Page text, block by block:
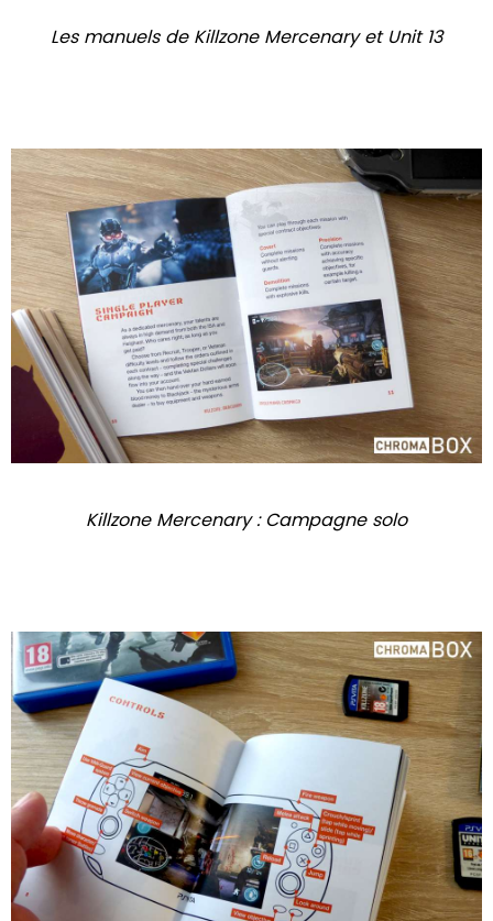
Les manuels de Killzone Mercenary et Unit 13
Killzone Mercenary : Campagne solo